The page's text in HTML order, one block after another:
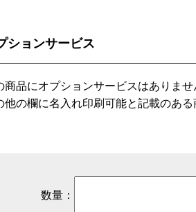
ションサービス
商品にオプションサービスはありませ
他の欄に名入れ印刷可能と記載のあ
数量：